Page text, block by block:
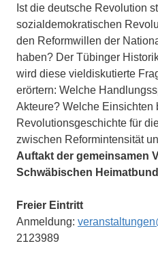
Ist die deutsche Revolution
sozialdemokratischen
den Reformwillen der
haben? Der Tübinger
wird diese vieldiskutierte
erörtern: Welche
Akteure? Welche Einsichten
Revolutionsgeschichte für
zwischen Reformintensität
Auftakt der gemeinsamen
Schwäbischen
Freier Eintritt
Anmeldung:
2123989